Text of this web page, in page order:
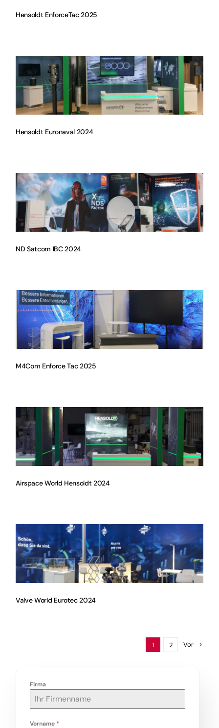
Hensoldt EnforceTac 2025
Hensoldt Euronaval 2024
ND Satcom IBC 2024
M4Com Enforce Tac 2025
Airspace World Hensoldt 2024
Valve World Eurotec 2024
1 2 Vor
Firma
Vorname *